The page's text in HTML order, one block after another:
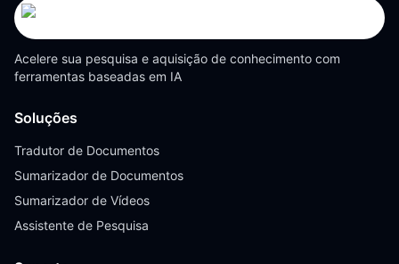
Acelere sua pesquisa e aquisição de conhecimento com
ferramentas baseadas em IA
Soluções
Tradutor de Documentos
Sumarizador de Documentos
Sumarizador de Vídeos
Assistente de Pesquisa